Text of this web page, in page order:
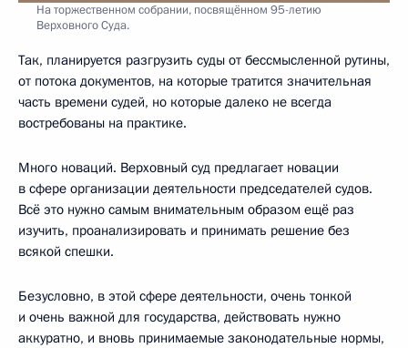
На торжественном собрании, посвящённом 95-летию
Верховного Суда.
Так, планируется разгрузить суды от бессмысленной рутины,
от потока документов, на которые тратится значительная
часть времени судей, но которые далеко не всегда
востребованы на практике.
Много новаций. Верховный суд предлагает новации
в сфере организации деятельности председателей судов.
Всё это нужно самым внимательным образом ещё раз
изучить, проанализировать и принимать решение без
всякой спешки.
Безусловно, в этой сфере деятельности, очень тонкой
и очень важной для государства, действовать нужно
аккуратно, и вновь принимаемые законодательные нормы,